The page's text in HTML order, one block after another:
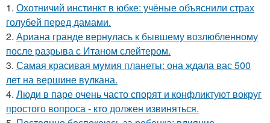
1. Охотничий инстинкт в юбке: учёные объяснили страх
голубей перед дамами.
2. Ариана гранде вернулась к бывшему возлюбленному
после разрыва с Итаном слейтером.
3. Самая красивая мумия планеты: она ждала вас 500
лет на вершине вулкана.
4. Люди в паре очень часто спорят и конфликтуют вокруг
простого вопроса - кто должен извиняться.